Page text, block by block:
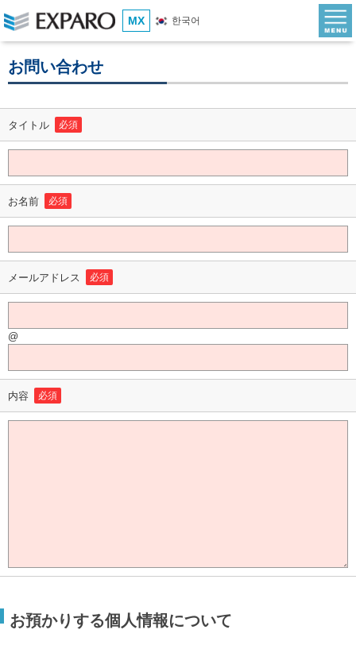
MX 한국어
お問い合わせ
タイトル 必須
お名前 必須
メールアドレス 必須
@
内容 必須
お預かりする個人情報について